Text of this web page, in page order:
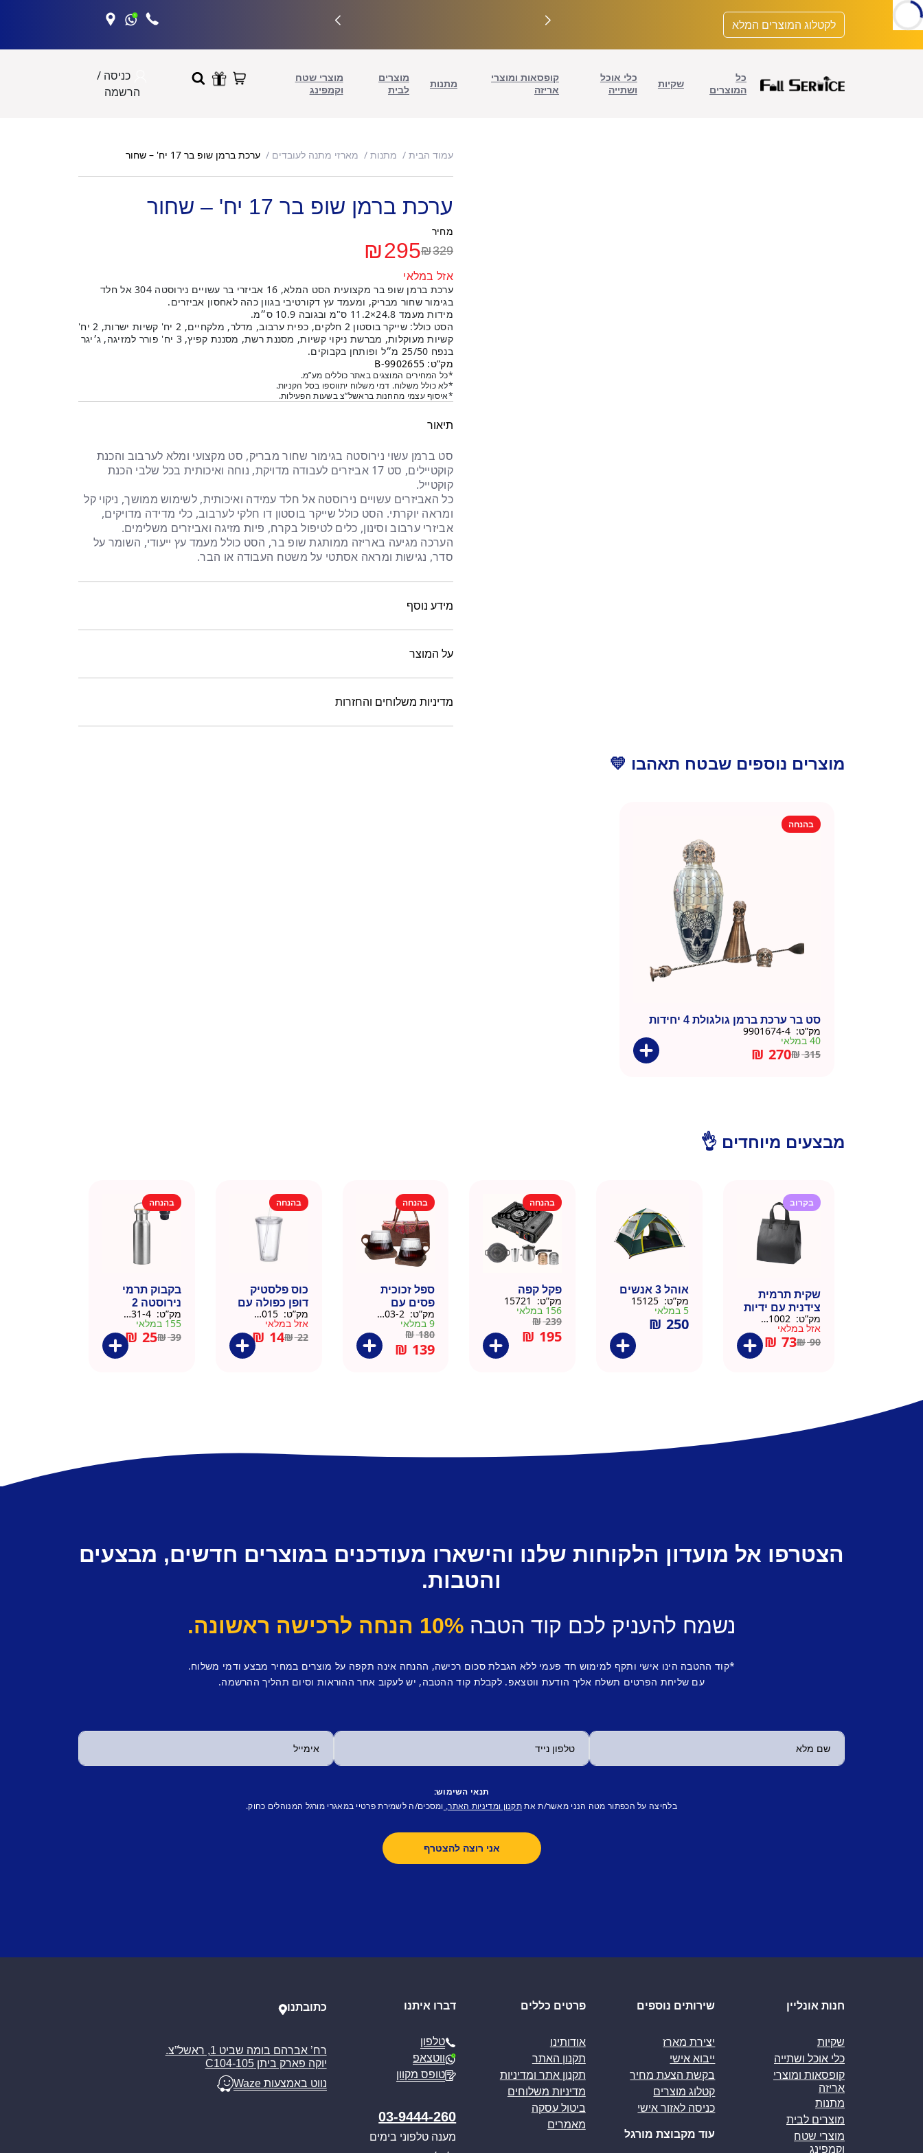
לתוכן
לקטלוג המוצרים המלא
כל
המוצרים
שקיות
כלי אוכל
ושתייה
קופסאות ומוצרי
אריזה
מתנות
מוצרים
לבית
מוצרי שטח
וקמפינג
כניסה /
הרשמה
עמוד הבית מתנות מארזי מתנה לעובדים ערכת ברמן שופ בר 17 יח' – שחור
ערכת ברמן שופ בר 17 יח' – שחור
מחיר
₪329
המחיר
המקורי
היה:
₪329.
₪295
המחיר
הנוכחי
הוא:
₪295.
אזל במלאי
ערכת ברמן שופ בר מקצועית הסט המלא,
16 אביזרי בר עשויים נירוסטה 304 אל חלד
בגימור שחור מבריק, ומעמד עץ דקורטיבי בגוון כהה לאחסון אביזרים.
מידות מעמד 24.8×11.2 ס"מ ובגובה 10.9 ס״מ.
הסט כולל: שייקר בוסטון 2 חלקים, כפית ערבוב, מדלר, מלקחיים, 2 יח' קשיות ישרות, 2 יח'
קשיות מעוקלות, מברשת ניקוי קשיות, מסננת רשת, מסננת קפיץ, 3 יח' פורר למזיגה, ג׳יגר
בנפח 25/50 מ״ל ופותחן בקבוקים.
מק”ט: 9902655-B
*כל המחירים המוצגים באתר כוללים מע”מ.
*לא כולל משלוח. דמי משלוח יתווספו בסל הקניות.
*איסוף עצמי מהחנות בראשל”צ בשעות הפעילות.
תיאור
סט ברמן עשוי נירוסטה בגימור שחור מבריק, סט מקצועי ומלא לערבוב והכנת
קוקטיילים, סט 17 אביזרים ל
עבודה מדויקת, נוחה ואיכותית בכל שלבי הכנת
קוקטייל.
כל האביזרים עשויים נירוסטה אל חלד עמידה ואיכותית, לשימוש ממושך, ניקוי קל
ומראה יוקרתי. הסט כולל שייקר בוסטון דו חלקי לערבוב, כלי מדידה מדויקים,
אביזרי ערבוב וסינון, כלים לטיפול בקרח, פיות מזיגה ואביזרים משלימים.
הערכה מגיעה באריזה ממותגת שופ בר, הסט כולל מעמד עץ ייעודי, השומר על
סדר, נגישות ומראה אסתטי על משטח העבודה או הבר.
מידע נוסף
על המוצר
מדיניות משלוחים והחזרות
מוצרים נוספים שבטח תאהבו 💛
בהנחה
סט בר ערכת ברמן גולגולת 4 יחידות
מק”ט:
40 במלאי
₪315
₪ 270
מבצעים מיוחדים 👌
בקרוב
שקית תרמית
צידנית עם ידיות
– 50 יח 26/26
שחור
מק”ט:
אזל במלאי
₪90
₪ 73
אוהל 3 אנשים
מק”ט:
5 במלאי
₪ 250
בהנחה
פקל קפה
מק”ט:
156 במלאי
₪239
₪ 195
בהנחה
ספל זכוכית
פסים עם
תחתית וידית עץ
– מארז 2 יח
מק”ט:
9 במלאי
₪180
₪ 139
בהנחה
כוס פלסטיק
דופן כפולה עם
קשית
מק”ט: 9911015
אזל במלאי
₪22
₪ 14
בהנחה
בקבוק תרמי
נירוסטה 2
פקקים 500 מל
– כסוף קלאסי
מק”ט: 9901031-4
155 במלאי
₪39
₪ 25
הצטרפו אל מועדון הלקוחות שלנו והישארו מעודכנים במוצרים חדשים, מבצעים
והטבות.
נשמח להעניק לכם קוד הטבה 10% הנחה לרכישה ראשונה.
*קוד ההטבה הינו אישי ותקף למימוש חד פעמי ללא הגבלת סכום רכישה, ההנחה אינה תקפה על מוצרים במחיר מבצע ודמי משלוח.
עם שליחת הפרטים תשלח אליך הודעת ווטצאפ. לקבלת קוד ההטבה, יש לעקוב אחר ההוראות וסיום תהליך ההרשמה.
תנאי השימוש:
בלחיצה על הכפתור מטה הנני מאשר/ת את תקנון ומדיניות האתר, ומסכים/ה לשמירת פרטיי במאגרי מורגל המנוהלים כחוק.
חנות אונליין
שקיות
כלי אוכל ושתייה
קופסאות ומוצרי
אריזה
מתנות
מוצרים לבית
מוצרי שטח
וקמפינג
שירותים נוספים
יצירת מארז
ייבוא אישי
בקשת הצעת מחיר
קטלוג מוצרים
כניסה לאזור אישי
עוד מקבוצת מורגל
פרטים כללים
אודותינו
תקנון האתר
תקנון אתר ומדיניות
מדיניות משלוחים
ביטול עסקה
מאמרים
דברו איתנו
טלפון
ווטצאפ
טופס מקוון
03-9444-260
מענה טלפוני בימים
כתובתנו
רח’ אברהם בומה שביט 1, ראשל”צ.
יוקה פארק ביתן C104-105
נווט באמצעות Waze